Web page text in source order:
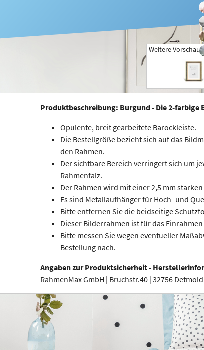
Weitere
Produktbeschreibung: Burgund - Die 2-farbige
Opulente, breit gearbeitete Barockleiste.
Die Bestellgröße bezieht sich auf das
den Rahmen.
Der sichtbare Bereich verringert sich um
Rahmenfalz.
Der Rahmen wird mit einer 2,5 mm
Es sind Metallaufhänger für Hoch- und
Bitte entfernen Sie die beidseitige
Dieser Bilderrahmen ist für das
Bitte messen Sie wegen eventueller
Bestellung nach.
Angaben zur Produktsicherheit -
RahmenMax GmbH | Bruchstr.40 | 32756